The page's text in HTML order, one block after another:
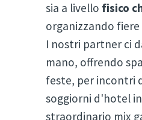
sia a livello fisico
organizzando
I nostri partner ci
mano, offrendo
feste, per incontri
soggiorni d'hotel
straordinario mix